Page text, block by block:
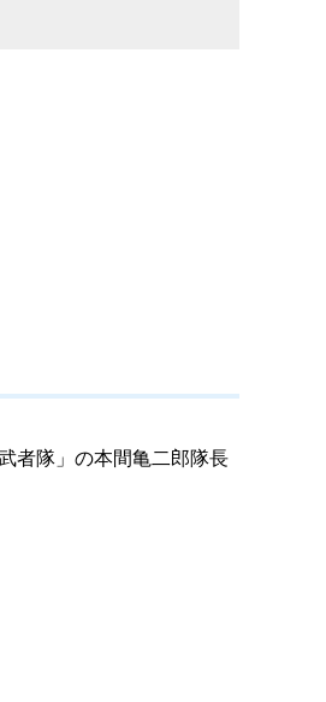
者隊」の本間亀二郎隊長